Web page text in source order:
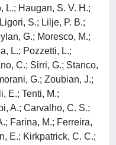
L.; Haugan, S. V. H.;
S.; Lilje, P. B.;
G.; Moresco, M.;
L.; Pozzetti, L.;
C.; Sirri, G.; Stanco,
G.; Zoubian, J.;
E.; Tenti, M.;
A.; Carvalho, C. S.;
Farina, M.; Ferreira,
E.; Kirkpatrick, C. C.;